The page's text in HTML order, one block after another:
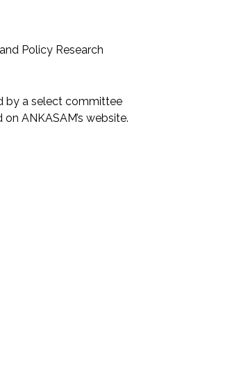
Policy Research
by a select committee
ANKASAM’s website.